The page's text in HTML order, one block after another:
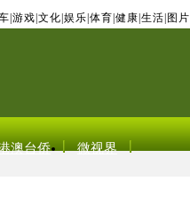
游戏 文化 娱乐 体育 健康 生活 图片
澳台侨 微视界